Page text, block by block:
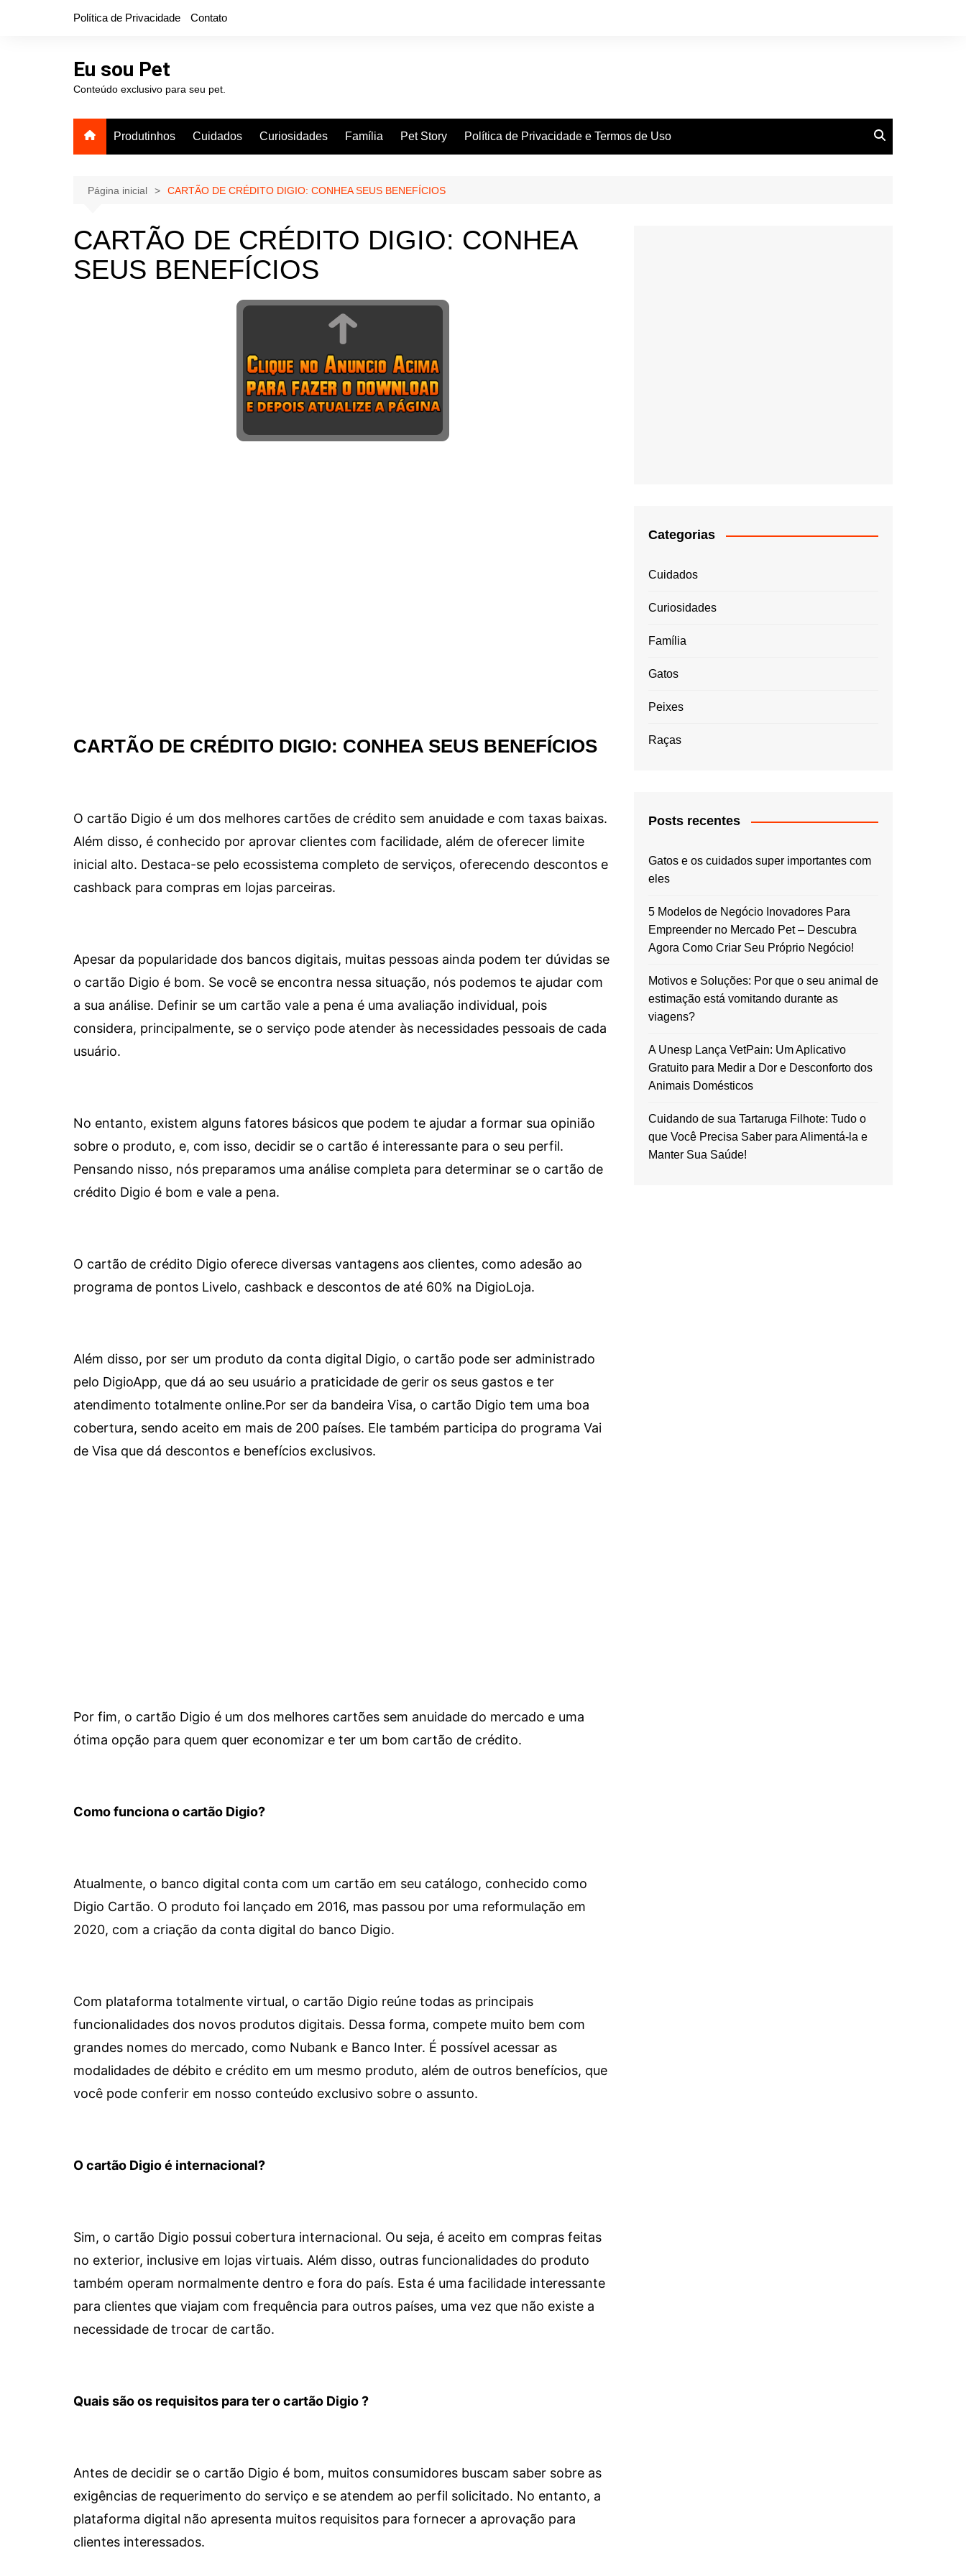
Política de Privacidade Contato
Eu sou Pet
Conteúdo exclusivo para seu pet.
Produtinhos Cuidados Curiosidades Família Pet Story Política de Privacidade e Termos de Uso
Página inicial CARTÃO DE CRÉDITO DIGIO: CONHEA SEUS BENEFÍCIOS
CARTÃO DE CRÉDITO DIGIO: CONHEA
SEUS BENEFÍCIOS
CARTÃO DE CRÉDITO DIGIO: CONHEA SEUS BENEFÍCIOS
O cartão Digio é um dos melhores cartões de crédito sem anuidade e com taxas baixas.
Além disso, é conhecido por aprovar clientes com facilidade, além de oferecer limite
inicial alto. Destaca-se pelo ecossistema completo de serviços, oferecendo descontos e
cashback para compras em lojas parceiras.
Apesar da popularidade dos bancos digitais, muitas pessoas ainda podem ter dúvidas se
o cartão Digio é bom. Se você se encontra nessa situação, nós podemos te ajudar com
a sua análise. Definir se um cartão vale a pena é uma avaliação individual, pois
considera, principalmente, se o serviço pode atender às necessidades pessoais de cada
usuário.
No entanto, existem alguns fatores básicos que podem te ajudar a formar sua opinião
sobre o produto, e, com isso, decidir se o cartão é interessante para o seu perfil.
Pensando nisso, nós preparamos uma análise completa para determinar se o cartão de
crédito Digio é bom e vale a pena.
O cartão de crédito Digio oferece diversas vantagens aos clientes, como adesão ao
programa de pontos Livelo, cashback e descontos de até 60% na DigioLoja.
Além disso, por ser um produto da conta digital Digio, o cartão pode ser administrado
pelo DigioApp, que dá ao seu usuário a praticidade de gerir os seus gastos e ter
atendimento totalmente online.Por ser da bandeira Visa, o cartão Digio tem uma boa
cobertura, sendo aceito em mais de 200 países. Ele também participa do programa Vai
de Visa que dá descontos e benefícios exclusivos.
Por fim, o cartão Digio é um dos melhores cartões sem anuidade do mercado e uma
ótima opção para quem quer economizar e ter um bom cartão de crédito.
Como funciona o cartão Digio?
Atualmente, o banco digital conta com um cartão em seu catálogo, conhecido como
Digio Cartão. O produto foi lançado em 2016, mas passou por uma reformulação em
2020, com a criação da conta digital do banco Digio.
Com plataforma totalmente virtual, o cartão Digio reúne todas as principais
funcionalidades dos novos produtos digitais. Dessa forma, compete muito bem com
grandes nomes do mercado, como Nubank e Banco Inter. É possível acessar as
modalidades de débito e crédito em um mesmo produto, além de outros benefícios, que
você pode conferir em nosso conteúdo exclusivo sobre o assunto.
O cartão Digio é internacional?
Sim, o cartão Digio possui cobertura internacional. Ou seja, é aceito em compras feitas
no exterior, inclusive em lojas virtuais. Além disso, outras funcionalidades do produto
também operam normalmente dentro e fora do país. Esta é uma facilidade interessante
para clientes que viajam com frequência para outros países, uma vez que não existe a
necessidade de trocar de cartão.
Quais são os requisitos para ter o cartão Digio ?
Antes de decidir se o cartão Digio é bom, muitos consumidores buscam saber sobre as
exigências de requerimento do serviço e se atendem ao perfil solicitado. No entanto, a
plataforma digital não apresenta muitos requisitos para fornecer a aprovação para
clientes interessados.
Categorias
Cuidados
Curiosidades
Família
Gatos
Peixes
Raças
Posts recentes
Gatos e os cuidados super importantes com
eles
5 Modelos de Negócio Inovadores Para
Empreender no Mercado Pet – Descubra
Agora Como Criar Seu Próprio Negócio!
Motivos e Soluções: Por que o seu animal de
estimação está vomitando durante as
viagens?
A Unesp Lança VetPain: Um Aplicativo
Gratuito para Medir a Dor e Desconforto dos
Animais Domésticos
Cuidando de sua Tartaruga Filhote: Tudo o
que Você Precisa Saber para Alimentá-la e
Manter Sua Saúde!